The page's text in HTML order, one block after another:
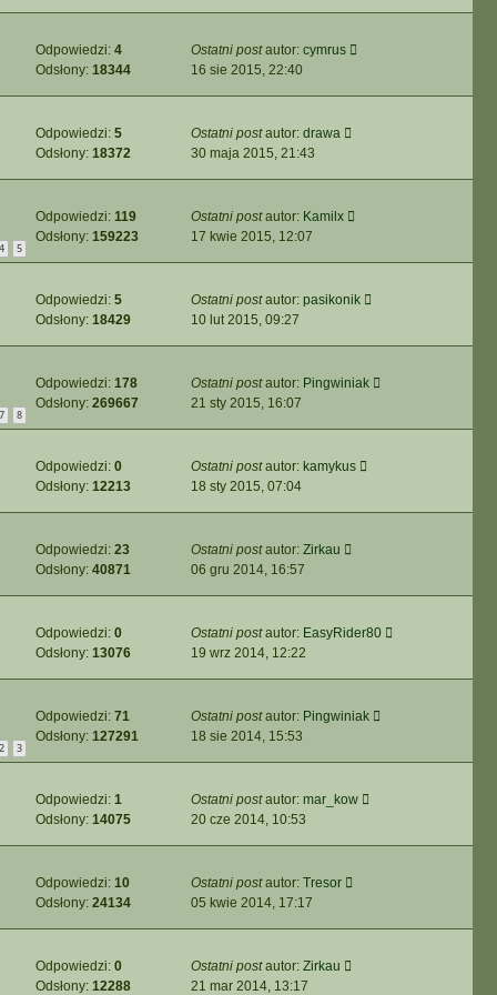
Odpowiedzi: 4
Odsłony: 18344
Ostatni postautor: cymrus
16 sie 2015, 22:40
Odpowiedzi: 5
Odsłony: 18372
Ostatni postautor: drawa
30 maja 2015, 21:43
4 5
Odpowiedzi: 119
Odsłony: 159223
Ostatni postautor: Kamilx
17 kwie 2015, 12:07
Odpowiedzi: 5
Odsłony: 18429
Ostatni postautor: pasikonik
10 lut 2015, 09:27
7 8
Odpowiedzi: 178
Odsłony: 269667
Ostatni postautor: Pingwiniak
21 sty 2015, 16:07
Odpowiedzi: 0
Odsłony: 12213
Ostatni postautor: kamykus
18 sty 2015, 07:04
Odpowiedzi: 23
Odsłony: 40871
Ostatni postautor: Zirkau
06 gru 2014, 16:57
Odpowiedzi: 0
Odsłony: 13076
Ostatni postautor: EasyRider80
19 wrz 2014, 12:22
2 3
Odpowiedzi: 71
Odsłony: 127291
Ostatni postautor: Pingwiniak
18 sie 2014, 15:53
Odpowiedzi: 1
Odsłony: 14075
Ostatni postautor: mar_kow
20 cze 2014, 10:53
Odpowiedzi: 10
Odsłony: 24134
Ostatni postautor: Tresor
05 kwie 2014, 17:17
Odpowiedzi: 0
Odsłony: 12288
Ostatni postautor: Zirkau
21 mar 2014, 13:17